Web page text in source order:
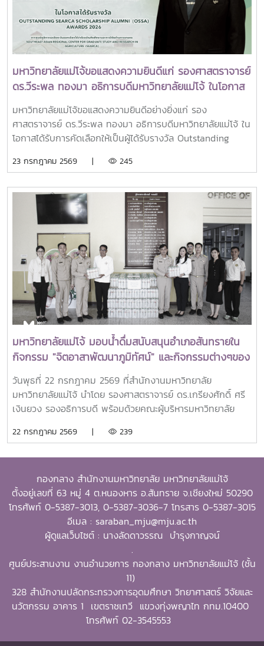
มือกับเครือข่ายสถาบันอุดมศึกษาทั่วประเทศ เพื่อร่วมกันพัฒนา
มหาวิทยาลัยไทยให้ก้าวทันการเปลี่ยนแปลงของโลกยุคดิจิทัล และ
ยกระดับศักยภาพด้านการศึกษา วิจัย และนวัตกรรมอย่างยั่งยืน
มหาวิทยาลัย สมาคมศิษย์เก่า และบุคลากร มหาวิทยาลัยแม่โจ้ที่ได้
ร่วมแสดงความจงรักภักดี ถวายความอาลัยและน้อมรำลึกในพระ
มหากรุณาธิคุณอย่างหาที่สุดมิได้
มหาวิทยาลัยแม่โจ้ขอแสดงความยินดีแก่ รองศาสตราจารย์
ดร.วีระพล ทองมา อธิการบดีมหาวิทยาลัยแม่โจ้ ในโอกาส
ได้รับรางวัล Outstanding SEARCA Scholarship
Alumni (OSSA) Awards 2026
มหาวิทยาลัยแม่โจ้ขอแสดงความยินดีอย่างยิ่งแก่ รอง
ศาสตราจารย์ ดร.วีระพล ทองมา อธิการบดีมหาวิทยาลัยแม่โจ้ ใน
โอกาสได้รับการคัดเลือกให้เป็นผู้ได้รับรางวัล Outstanding
ศูนย์ภูมิภาคเอเชียตะวันออกเฉียงใต้ว่าด้วยบัณฑิตศึกษาและการ
for Graduate Study and Research in Agriculture
(SEARCA) นับเป็นรางวัลเกียรติยศระดับภูมิภาคที่มอบแก่ศิษย์
เก่าทุน SEARCA ผู้มีความสำเร็จโดดเด่นทางวิชาชีพ มีภาวะผู้นำ
และสร้างคุณูปการสำคัญต่อการพัฒนาการเกษตร ชนบท ชุมชน
และสังคมอย่างยั่งยืนรางวัล Outstanding SEARCA
Scholarship Alumni (OSSA) จัดตั้งขึ้นเพื่อเชิดชูเกียรติศิษย์
เก่าผู้ได้รับทุนการศึกษาระดับบัณฑิตศึกษาจาก SEARCA ซึ่งได้
นำองค์ความรู้ ประสบการณ์ และศักยภาพที่ได้รับจากการศึกษา
ไปสร้างคุณประโยชน์ต่อองค์กร ชุมชน ประเทศ และภูมิภาคเอเชีย
ตะวันออกเฉียงใต้ ตลอดจนเป็นแบบอย่างที่สะท้อนค่านิยมและ
ปรัชญาของ SEARCA ผ่านความสำเร็จในวิชาชีพ การบริการ
สาธารณะ และการอุทิศตนเพื่อส่วนรวมในปี 2026 การพิจารณา
รางวัลครอบคลุมผลงานสำคัญ 4 ด้าน ได้แก่ การสอน
(Teaching) การวิจัย (Research) การบริการสาธารณะและการ
พัฒนาชุมชน (Public Service and Community
Development) และธุรกิจการเกษตรและการเป็นผู้ประกอบการ
กับผลงานที่สามารถสร้างผลกระทบอย่างเป็นรูปธรรมต่อการ
จัดขึ้นในวาระเฉลิมฉลอง ครบรอบ 60 ปีของ SEARCA ซึ่งเป็น
องค์กรระดับภูมิภาคภายใต้ the Southeast Asian Ministers
of Education (SEAMEO) และมีบทบาทสำคัญในการพัฒนา
ศักยภาพบุคลากร ส่งเสริมการศึกษาและการวิจัย ตลอดจนสร้าง
เครือข่ายความร่วมมือเพื่อการพัฒนาการเกษตรและชนบทใน
DAAD–SEARCA สู่ผู้นำมหาวิทยาลัยด้านการเกษตรรอง
ศาสตราจารย์ ดร.วีระพล ทองมา เป็นศิษย์เก่าของ University
of the Philippines Los Baños (UPLB) ประเทศฟิลิปปินส์
โดยได้รับทุนการศึกษาระดับปริญญาเอกจาก German
Academic Exchange Service (DAAD)–SEARCA
23 กรกฎาคม 2569 | 245
มหาวิทยาลัยแม่โจ้ มอบน้ำดื่มสนับสนุนอำเภอสันทรายใน
กิจกรรม "จิตอาสาพัฒนาภูมิทัศน์" และกิจกรรมต่างๆของ
อำเภอสันทราย
วันพุธที่ 22 กรกฎาคม 2569 ที่สำนักงานมหาวิทยาลัย
มหาวิทยาลัยแม่โจ้ นำโดย รองศาสตราจารย์ ดร.เกรียงศักดิ์ ศรี
เงินยวง รองอธิการบดี พร้อมด้วยคณะผู้บริหารมหาวิทยาลัย
จำนวน 100 แพ็ค เพื่อใช้ในกิจกรรม “จิตอาสาพัฒนาภูมิทัศน์
พระเจ้าอยู่หัว เนื่องในโอกาสวันเฉลิมพระชนมพรรษา 28
กรกฎาคม 2569 พร้อมทั้งสนับสนุนโครงการ “ชาวเชียงใหม่ปลูก
ป่า รักษ์โลก เพิ่มพื้นที่สีเขียวสู่ชุมชน” แก่ผู้เข้าร่วมกิจกรรมและ
ประชาชนที่มาใช้บริการ
22 กรกฎาคม 2569 | 239
กองกลาง สำนักงานมหาวิทยาลัย มหาวิทยาลัยแม่โจ้
ตั้งอยู่เลขที่ 63 หมู่ 4 ต.หนองหาร อ.สันทราย จ.เชียงใหม่ 50290
โทรศัพท์ 0-5387-3013, 0-5387-3036-7 โทรสาร 0-5387-3015
อีเมล : saraban_mju@mju.ac.th
ผู้ดูแลเว็บไซต์ : นางลัดดาวรรณ บำรุงกาญจน์
.
ศูนย์ประสานงาน งานอำนวยการ กองกลาง มหาวิทยาลัยแม่โจ้ (ชั้น
11)
328 สำนักงานปลัดกระทรวงการอุดมศึกษา วิทยาศาสตร์ วิจัยและ
นวัตกรรม อาคาร 1 เขตราชเทวี แขวงทุ่งพญาไท กทม.10400
โทรศัพท์ 02-3545553